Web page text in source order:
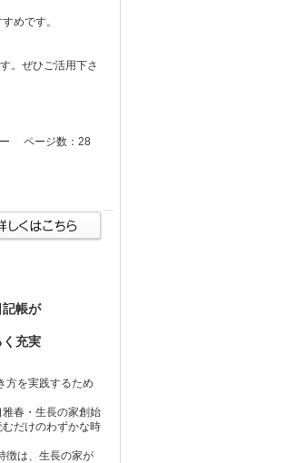
めです。
。ぜひご活用下さ
ー ページ数：28
帳が
充実
方を実践するため
春・生長の家創始
だけのわずかな時
徴は、生長の家が